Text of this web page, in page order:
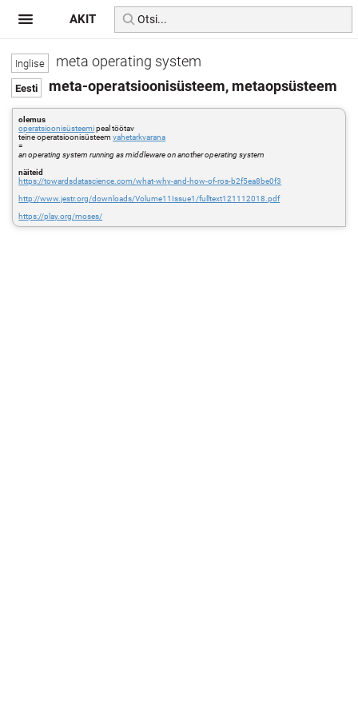
meta operating system
meta-operatsioonisüsteem, metaopsüsteem
olemus
operatsioonisüsteemipeal töötav
teine operatsioonisüsteemvahetarkvarana
=
an operating system running as middleware on another operating system
näiteid
https://towardsdatascience.com/what-why-and-how-of-ros-b2f5ea8be0f3
http://www.jestr.org/downloads/Volume11Issue1/fulltext121112018.pdf
https://play.org/moses/
AKIT